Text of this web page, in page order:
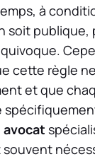
à
soit publique,
cette règle
et que
avocat
souvent